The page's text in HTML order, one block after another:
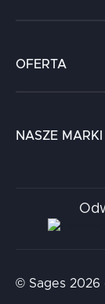
Kariera
Kontakt
OFERTA
Chatboty
NASZE MARKI
Aidapta
AI & NLP
© Sages 2026